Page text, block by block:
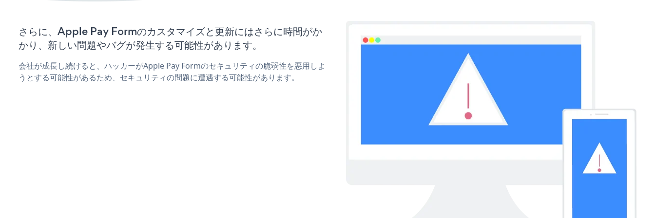
さらに、Apple Pay Formのカスタマイズと更新にはさらに時間がか
かり、新しい問題やバグが発生する可能性があります。
会社が成長し続けると、ハッカーがApple Pay Formのセキュリティの脆弱性を悪用しよ
うとする可能性があるため、セキュリティの問題に遭遇する可能性があります。